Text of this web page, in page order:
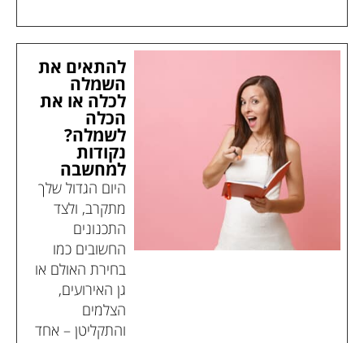
להתאים את
השמלה
לכלה או את
הכלה
לשמלה?
נקודות
למחשבה
היום הגדול שלך
מתקרב, ולצד
התכנונים
החשובים כמו
בחירת האולם או
גן האירועים,
הצלמים
והתקליטן – אחד